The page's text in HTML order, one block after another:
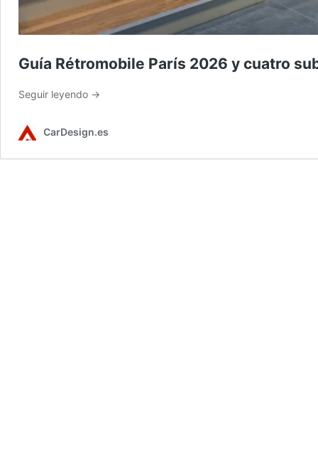
Guía Rétromobile París 2026 y cuatro
Seguir leyendo →
CarDesign.es